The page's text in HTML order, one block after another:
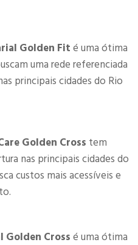
Golden Fit é uma ótima
uma rede referenciada
principais cidades do Rio
Golden Cross ​ tem
nas principais cidades do
custos mais acessíveis e
Golden Cross é uma ótima